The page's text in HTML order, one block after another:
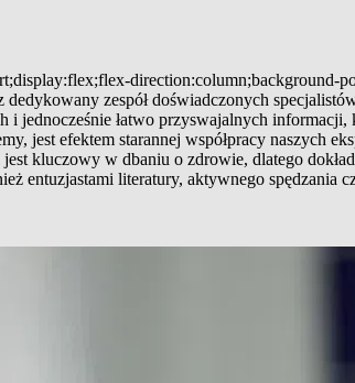
direction:column;background-
zespół doświadczonych
i jednocześnie łatwo przyswajalnych
jest efektem starannej współpracy naszych
kluczowy w dbaniu o zdrowie, dlatego
entuzjastami literatury, aktywnego